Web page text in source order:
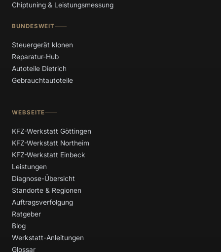
Chiptuning & Leistungsmessung
BUNDESWEIT
Steuergerät klonen
Reparatur-Hub
Autoteile Dietrich
Gebrauchtautoteile
WEBSEITE
KFZ-Werkstatt Göttingen
KFZ-Werkstatt Northeim
KFZ-Werkstatt Einbeck
Leistungen
Diagnose-Übersicht
Standorte & Regionen
Auftragsverfolgung
Ratgeber
Blog
Werkstatt-Anleitungen
Glossar